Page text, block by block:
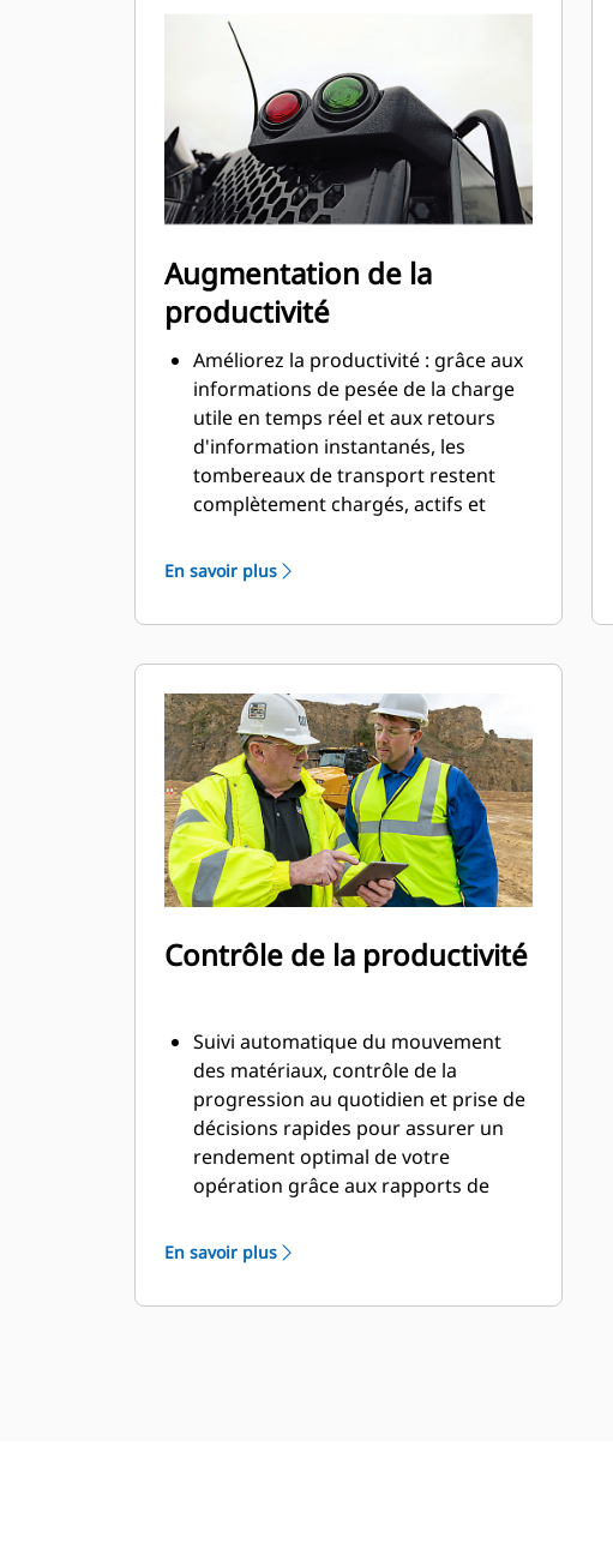
Augmentation de la
productivité
Améliorez la productivité : grâce aux
informations de pesée de la charge
utile en temps réel et aux retours
d'information instantanés, les
tombereaux de transport restent
complètement chargés, actifs et
production optimisés ; le parc
travaille ainsi à plein potentiel.
Travaillez sereinement, sans
le poids de la charge utile et les
témoins extérieurs indiquent
automatiquement au conducteur de
la chargeuse le moment où la charge
utile cible est atteinte.
Améliorez votre capacité de
transport : chargez les tombereaux à
refus sans les surcharger ; déplacer
davantage de matériau
conformément à la capacité et à la
En savoir plus
Contrôle de la productivité
Suivi automatique du mouvement
des matériaux, contrôle de la
progression au quotidien et prise de
décisions rapides pour assurer un
rendement optimal de votre
opération grâce aux rapports de
Affichage des tendances pour
améliorer la précision des
commandes et la rentabilité.
En savoir plus